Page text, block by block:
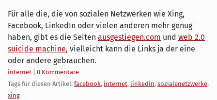
Für alle die, die von sozialen Netzwerken wie Xing,
Facebook, LinkedIn oder vielen anderen mehr genug
haben, gibt es die Seiten ausgestiegen.com und web 2.0
suicide machine, vielleicht kann die Links ja der eine
oder andere gebrauchen.
Kategorien:
internet
0 Kommentare
Tags für diesen Artikel: facebook, internet, linkedin, sozialenetzwerke,
xing